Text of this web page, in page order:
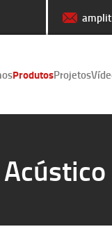
ProdutosProjetos